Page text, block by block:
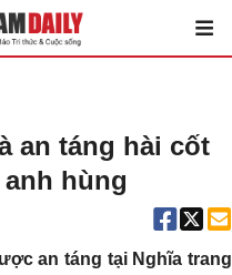
an táng hài cốt
hùng
an táng tại Nghĩa trang